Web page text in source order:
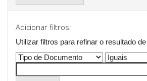
Adicionar filtros:
Utilizar filtros para refinar o resultado